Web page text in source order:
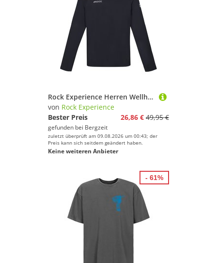
Rock Experience Herren Wellhorn Fleece Hoodie
von Rock Experience
Bester Preis
26,86 € 49,95 €
gefunden bei Bergzeit
zuletzt überprüft am 09.08.2026 um 00:43; der
Preis kann sich seitdem geändert haben.
Keine weiteren Anbieter
- 61%